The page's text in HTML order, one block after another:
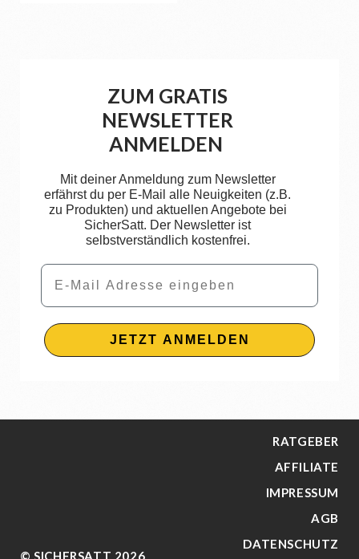
ZUM GRATIS
NEWSLETTER
ANMELDEN
Mit deiner Anmeldung zum Newsletter
erfährst du per E-Mail alle Neuigkeiten (z.B.
zu Produkten) und aktuellen Angebote bei
SicherSatt. Der Newsletter ist
selbstverständlich kostenfrei.
Email
JETZT ANMELDEN
© SICHERSATT 2026
RATGEBER
AFFILIATE
IMPRESSUM
AGB
DATENSCHUTZ